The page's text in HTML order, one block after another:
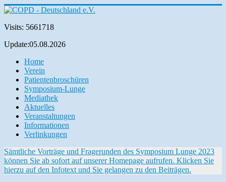
Visits: 5661718
Update:05.08.2026
Home
Verein
Patientenbroschüren
Symposium-Lunge
Mediathek
Aktuelles
Veranstaltungen
Informationen
Verlinkungen
Sämtliche Vorträge und Fragerunden des Symposium Lunge 2023
können Sie ab sofort auf unserer Homepage aufrufen. Klicken Sie
hierzu auf den Infotext und Sie gelangen zu den Beiträgen.